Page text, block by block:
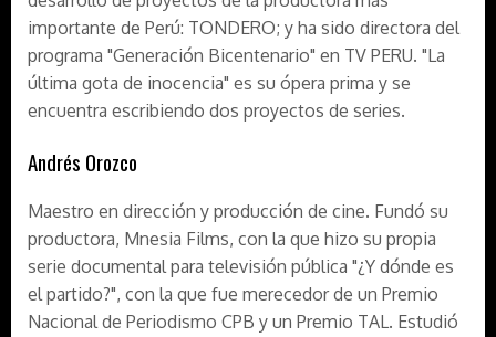
importante de Perú: TONDERO; y ha sido directora del
programa "Generación Bicentenario" en TV PERU. "La
última gota de inocencia" es su ópera prima y se
encuentra escribiendo dos proyectos de series.
Andrés Orozco
Maestro en dirección y producción de cine. Fundó su
productora, Mnesia Films, con la que hizo su propia
serie documental para televisión pública "¿Y dónde es
el partido?", con la que fue merecedor de un Premio
Nacional de Periodismo CPB y un Premio TAL. Estudió